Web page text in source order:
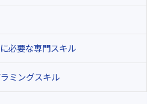
必要な専門スキル
ミングスキル